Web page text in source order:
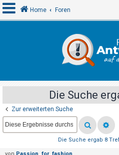
e
l
d
e
n
Home Foren
Die Suche
Zur erweiterten Suche
Die Suche ergab 8